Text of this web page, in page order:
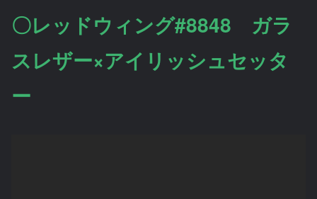
〇レッドウィング#8848 ガラ
スレザー×アイリッシュセッタ
ー